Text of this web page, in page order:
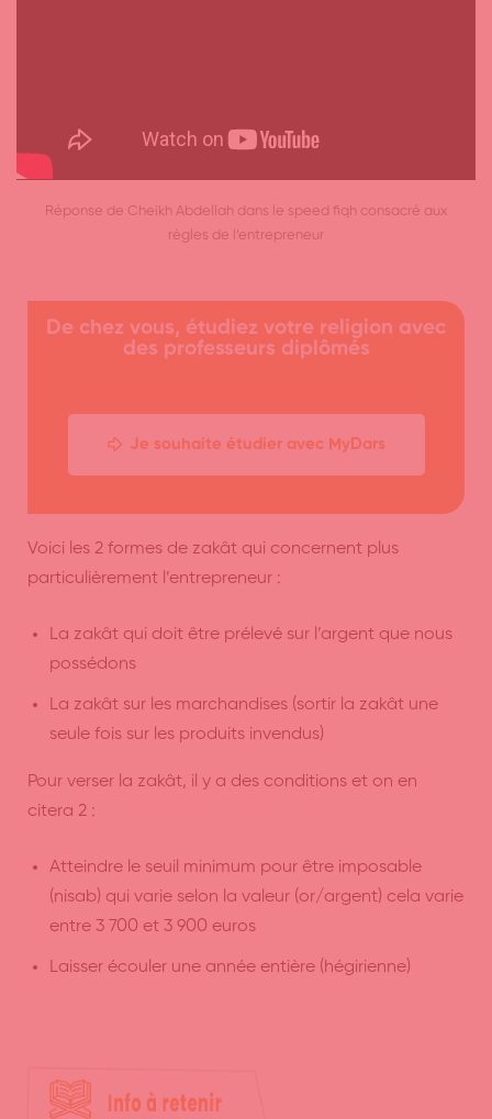
Réponse de Cheikh Abdellah dans le speed fiqh consacré aux
règles de l’entrepreneur
De chez vous, étudiez votre religion avec
des professeurs diplômés
Je souhaite étudier avec MyDars
Voici les 2 formes de zakât qui concernent plus
particulièrement l’entrepreneur :
La zakât qui doit être prélevé sur l’argent que nous
possédons
La zakât sur les marchandises (sortir la zakât une
seule fois sur les produits invendus)
Pour verser la zakât, il y a des conditions et on en
citera 2 :
Atteindre le seuil minimum pour être imposable
(nisab) qui varie selon la valeur (or/argent) cela varie
entre 3 700 et 3 900 euros
Laisser écouler une année entière (hégirienne)